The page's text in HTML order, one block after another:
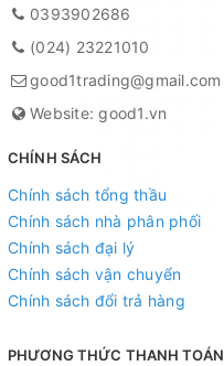
0393902686
(024) 23221010
good1trading@gmail.com
Website: good1.vn
CHÍNH SÁCH
Chính sách tổng thầu
Chính sách nhà phân phối
Chính sách đại lý
Chính sách vận chuyển
Chính sách đổi trả hàng
PHƯƠNG THỨC THANH TOÁN